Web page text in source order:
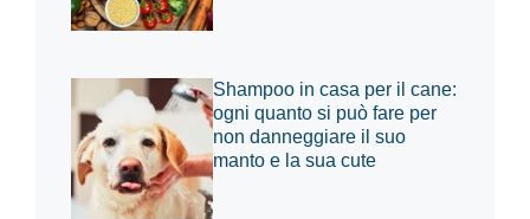
Shampoo in casa per il cane:
ogni quanto si può fare per
non danneggiare il suo
manto e la sua cute